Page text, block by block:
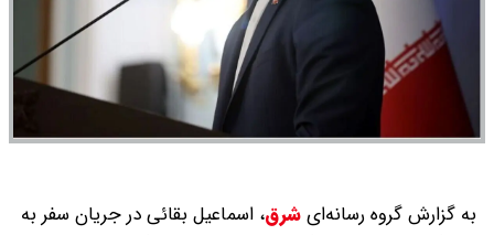
به گزارش گروه رسانه‌ایشرق، اسماعیل بقائی در جریان سفر به